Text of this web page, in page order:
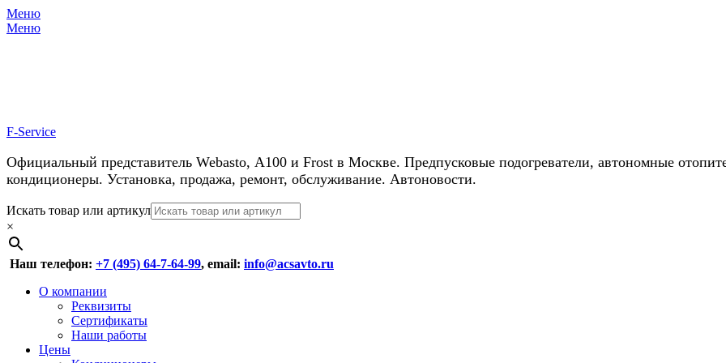
Меню
Меню
F-Service
Официальный представитель Webasto, А100 и Frost в Москве. Предпусковые подогреватели, автономные
кондиционеры. Установка, продажа, ремонт, обслуживание. Автоновости.
Header
Right
Menu
Перейти
к
содержимому
Искать товар или артикул
×
Наш телефон: +7 (495) 64-7-64-99, email: info@acsavto.ru
Основное
Перейти
содержимому
О компании
Реквизиты
Сертификаты
Наши работы
Цены